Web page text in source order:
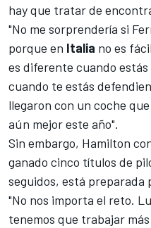
hay que tratar de
"No me sorprendería si
porque en Italia no es
es diferente cuando
cuando te estás
llegaron con un coche
aún mejor este año".
Sin embargo, Hamilton
ganado cinco títulos de
seguidos, está preparada
"No nos importa el reto.
tenemos que trabajar